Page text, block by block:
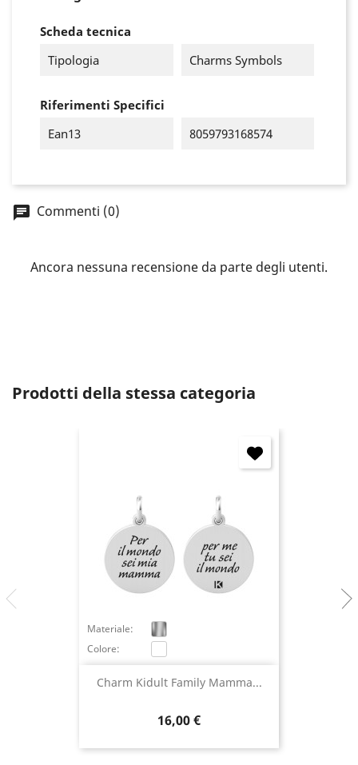
Scheda tecnica
Tipologia
Charms Symbols
Riferimenti Specifici
Ean13
8059793168574
Commenti (0)
Ancora nessuna recensione da parte degli utenti.
Prodotti della stessa categoria
Charm Kidult Family Mamma...
Prezzo
16,00 €
Materiale:
Colore:
You need to be logged in to save products in your